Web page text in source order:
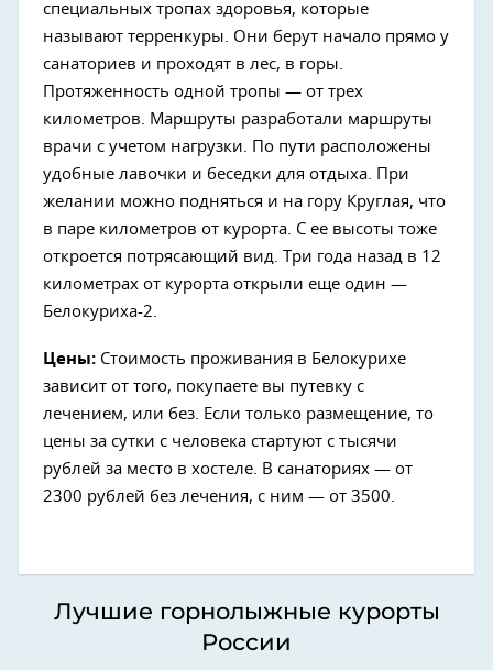
специальных тропах здоровья, которые
называют терренкуры. Они берут начало прямо у
санаториев и проходят в лес, в горы.
Протяженность одной тропы — от трех
километров. Маршруты разработали маршруты
врачи с учетом нагрузки. По пути расположены
удобные лавочки и беседки для отдыха. При
желании можно подняться и на гору Круглая, что
в паре километров от курорта. С ее высоты тоже
откроется потрясающий вид. Три года назад в 12
километрах от курорта открыли еще один —
Белокуриха-2.
Цены: Стоимость проживания в Белокурихе
зависит от того, покупаете вы путевку с
лечением, или без. Если только размещение, то
цены за сутки с человека стартуют с тысячи
рублей за место в хостеле. В санаториях — от
2300 рублей без лечения, с ним — от 3500.
Лучшие горнолыжные курорты
России